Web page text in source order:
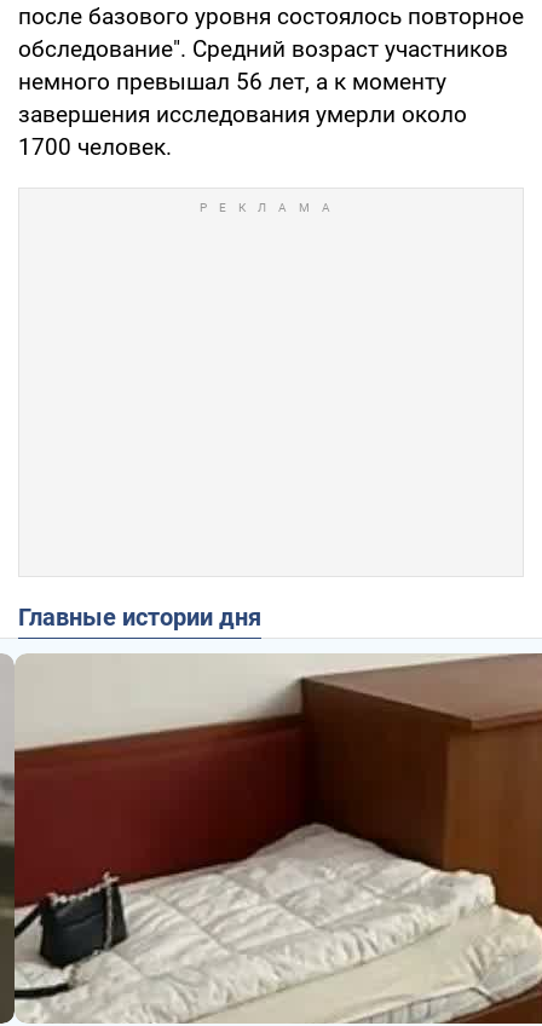
после базового уровня состоялось повторное
обследование". Средний возраст участников
немного превышал 56 лет, а к моменту
завершения исследования умерли около
1700 человек.
Главные истории дня